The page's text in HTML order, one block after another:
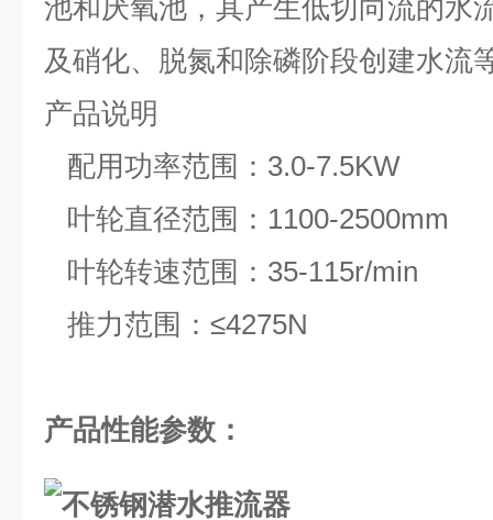
池和厌氧池，其产生低切向流的水
及硝化、脱氮和除磷阶段创建水流
产品说明
配用功率范围：3.0-7.5KW
叶轮直径范围：1100-2500mm
叶轮转速范围：35-115r/min
推力范围：≤4275N
产品性能参数：